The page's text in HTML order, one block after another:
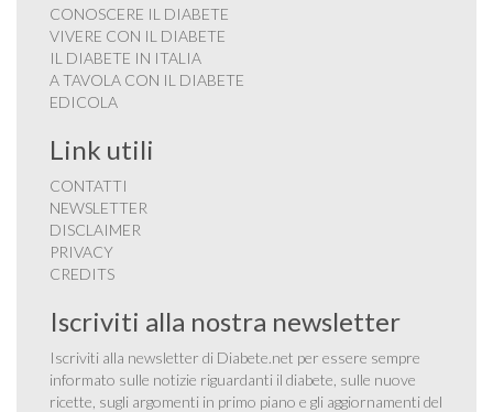
CONOSCERE IL DIABETE
VIVERE CON IL DIABETE
IL DIABETE IN ITALIA
A TAVOLA CON IL DIABETE
EDICOLA
Link utili
CONTATTI
NEWSLETTER
DISCLAIMER
PRIVACY
CREDITS
Iscriviti alla nostra newsletter
Iscriviti alla newsletter di Diabete.net per essere sempre
informato sulle notizie riguardanti il diabete, sulle nuove
ricette, sugli argomenti in primo piano e gli aggiornamenti del